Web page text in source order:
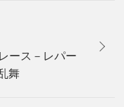
ース－レパー
舞